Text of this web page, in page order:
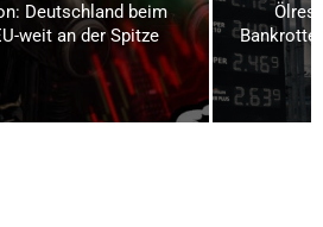
Deutschland beim
weit an der Spitze